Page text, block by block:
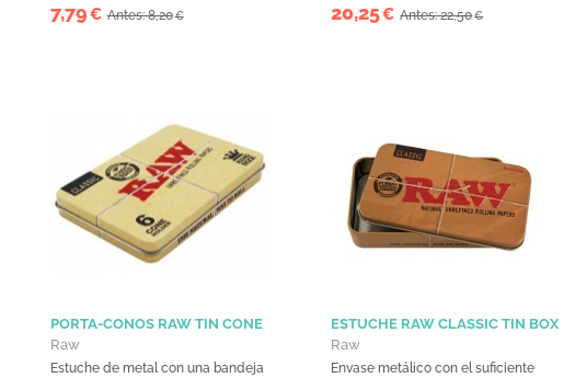
7,79€ Antes: 8,20€ 20,25€ Antes: 22,50€
PORTA-CONOS RAW TIN CONE
Raw
Estuche de metal con una bandeja
ESTUCHE RAW CLASSIC TIN BOX
Raw
Envase metálico con el suficiente